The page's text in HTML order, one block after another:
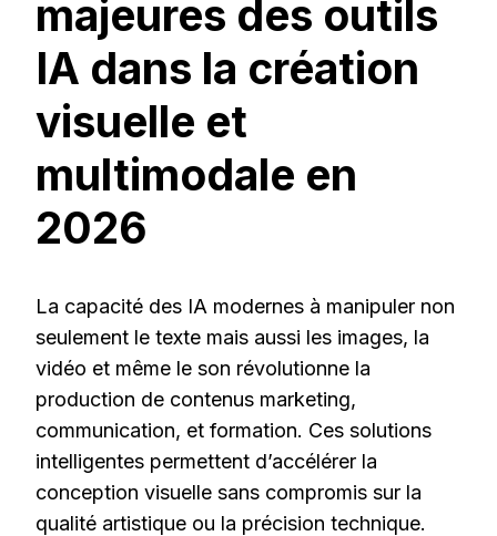
majeures des outils
IA dans la création
visuelle et
multimodale en
2026
La capacité des IA modernes à manipuler non
seulement le texte mais aussi les images, la
vidéo et même le son révolutionne la
production de contenus marketing,
communication, et formation. Ces solutions
intelligentes permettent d’accélérer la
conception visuelle sans compromis sur la
qualité artistique ou la précision technique.